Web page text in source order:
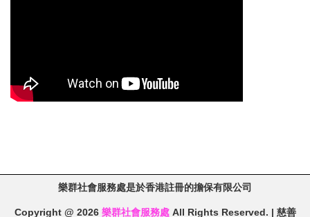
樂群社會服務處是於香港註冊的擔保有限公司
Copyright @ 2026 樂群社會服務處All Rights Reserved. | 慈善